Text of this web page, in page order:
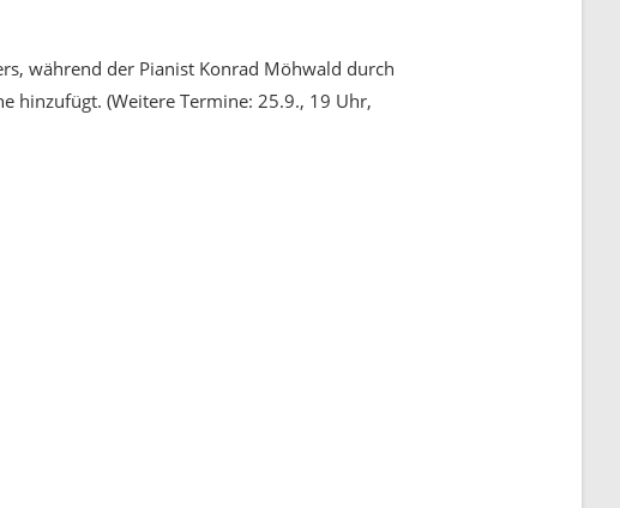
während der Pianist Konrad Möhwald durch
hinzufügt. (Weitere Termine: 25.9., 19 Uhr,